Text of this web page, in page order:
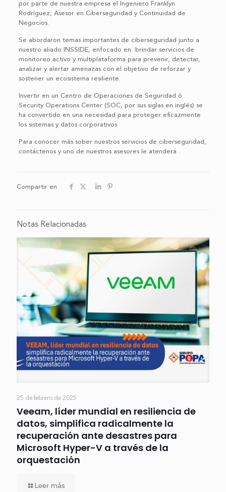
por parte de nuestra empresa el Ingeniero Franklyn
Rodríguez, Asesor en Ciberseguridad y Continuidad de
Negocios.
Se abordaron temas importantes de ciberseguridad junto a
nuestro aliado INSSIDE, enfocado en brindar servicios de
monitoreo activo y multiplataforma para prevenir, detectar,
analizar y alertar amenazas con el objetivo de reforzar y
sostener un ecosistema resiliente.
Invertir en un Centro de Operaciones de Seguridad ó
Security Operations Center (SOC, por sus siglas en inglés) se
ha convertido en una necesidad para proteger eficazmente
los sistemas y datos corporativos
Para conocer más sober nuestros servicios de ciberseguridad,
contáctenos y uno de nuestros asesores le atenderá .
Compartir en
Notas Relacionadas
25 de febrero de 2025
Veeam, líder mundial en resiliencia de
datos, simplifica radicalmente la
recuperación ante desastres para
Microsoft Hyper-V a través de la
orquestación
Leer más